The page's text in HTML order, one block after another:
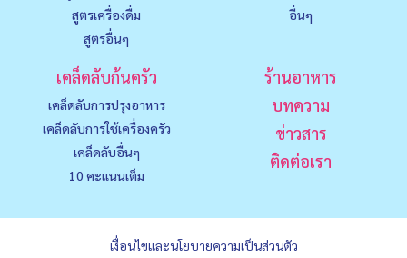
สูตรเครื่องดื่ม
สูตรอื่นๆ
อื่นๆ
เคล็ดลับก้นครัว
เคล็ดลับการปรุงอาหาร
เคล็ดลับการใช้เครื่องครัว
เคล็ดลับอื่นๆ
10 คะแนนเต็ม
ร้านอาหาร
บทความ
ข่าวสาร
ติดต่อเรา
เงื่อนไขและนโยบายความเป็นส่วนตัว